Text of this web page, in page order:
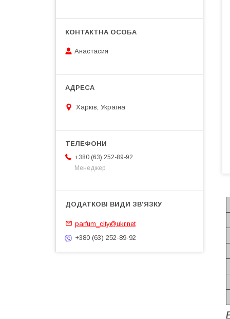
Анастасия
Харків, Україна
+380 (63) 252-89-92
Менеджер
parfum_city@ukr.net
+380 (63) 252-89-92